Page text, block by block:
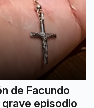
de Facundo
episodio